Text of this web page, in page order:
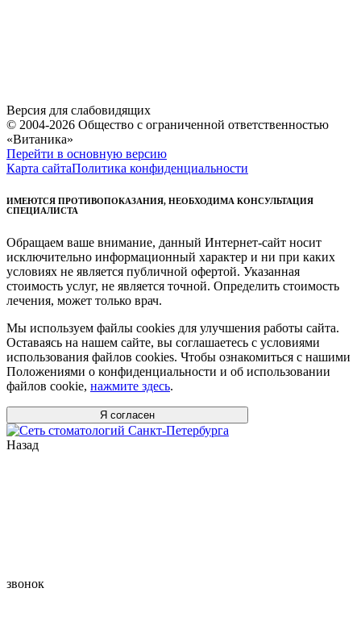
Версия для слабовидящих
© 2004-2026 Общество с ограниченной ответственностью
«Витаника»
Перейти в основную версию
Карта сайтаПолитика конфиденциальности
ИМЕЮТСЯ ПРОТИВОПОКАЗАНИЯ, НЕОБХОДИМА КОНСУЛЬТАЦИЯ
СПЕЦИАЛИСТА
Обращаем ваше внимание, данный Интернет-сайт носит
исключительно информационный характер и ни при каких
условиях не является публичной офертой. Указанная
стоимость услуг, не является точной. Определить стоимость
лечения, может только врач.
Мы используем файлы cookies для улучшения работы сайта.
Оставаясь на нашем сайте, вы соглашаетесь с условиями
использования файлов cookies. Чтобы ознакомиться с нашими
Положениями о конфиденциальности и об использовании
файлов cookie, нажмите здесь.
Я согласен
Назад
звонок